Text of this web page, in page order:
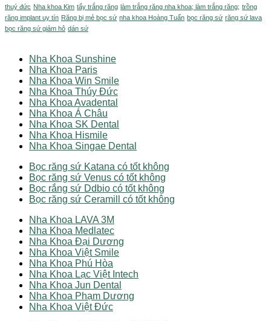
thuý đức Nha khoa Kim tẩy trắng răng làm trắng răng nha khoa; làm trắng răng; trồng
răng implant uy tín Răng bị mẻ bọc sứ nha khoa Hoàng Tuấn bọc răng sứ răng sứ lava
bọc răng sứ giảm hô dán sứ
Nha Khoa Sunshine
Nha Khoa Paris
Nha Khoa Win Smile
Nha Khoa Thúy Đức
Nha Khoa Avadental
Nha Khoa Á Châu
Nha Khoa SK Dental
Nha Khoa Hismile
Nha Khoa Singae Dental
Bọc răng sứ Katana có tốt không
Bọc răng sứ Venus có tốt không
Bọc rắng sứ Ddbio có tốt không
Bọc răng sứ Ceramill có tốt không
Nha Khoa LAVA 3M
Nha Khoa Medlatec
Nha Khoa Đại Dương
Nha Khoa Việt Smile
Nha Khoa Phú Hòa
Nha Khoa Lạc Việt Intech
Nha Khoa Jun Dental
Nha Khoa Phạm Dương
Nha Khoa Việt Đức